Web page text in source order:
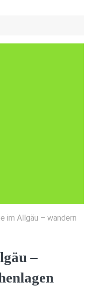
im Allgäu – wandern
–